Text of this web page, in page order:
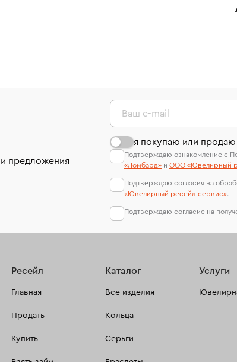
предложения
Ваш e-mail
я покупаю или
Подтверждаю ознакомление с
«Ломбард» и ООО «Ювелирный
Подтверждаю согласия на
«Ювелирный ресейл-сервиc».
Подтверждаю согласие на
Ресейл
Главная
Продать
Купить
Каталог
Все изделия
Кольца
Серьги
Услуги